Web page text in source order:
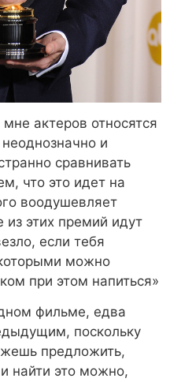
актеров относятся
и
сравнивать
что это идет на
воодушевляет
из этих премий идут
если тебя
можно
при этом напиться»
фильме, едва
поскольку
предложить,
найти это можно,